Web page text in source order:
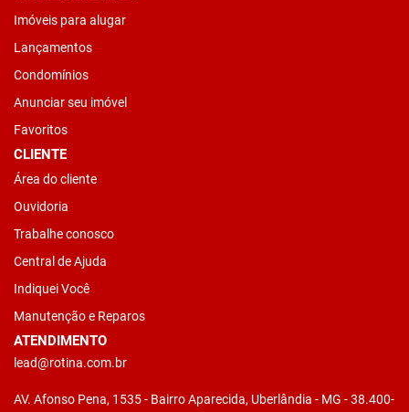
Imóveis para alugar
Lançamentos
Condomínios
Anunciar seu imóvel
Favoritos
CLIENTE
Área do cliente
Ouvidoria
Trabalhe conosco
Central de Ajuda
Indiquei Você
Manutenção e Reparos
ATENDIMENTO
lead@rotina.com.br
AV. Afonso Pena, 1535 - Bairro Aparecida, Uberlândia - MG - 38.400-